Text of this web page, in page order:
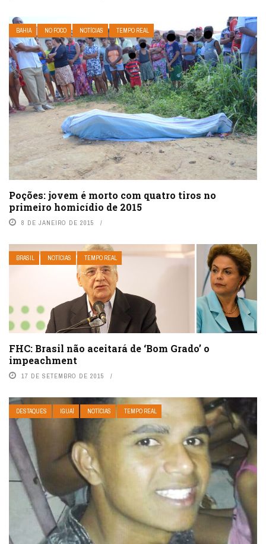
BAHIA NO FOCO NOTÍCIAS TEMPO REAL
Poções: jovem é morto com quatro tiros no
primeiro homicídio de 2015
8 DE JANEIRO DE 2015
BRASIL NOTÍCIAS TEMPO REAL
FHC: Brasil não aceitará de ‘Bom Grado’ o
impeachment
17 DE SETEMBRO DE 2015
DESTAQUES IGUAÍ NOTÍCIAS TEMPO REAL